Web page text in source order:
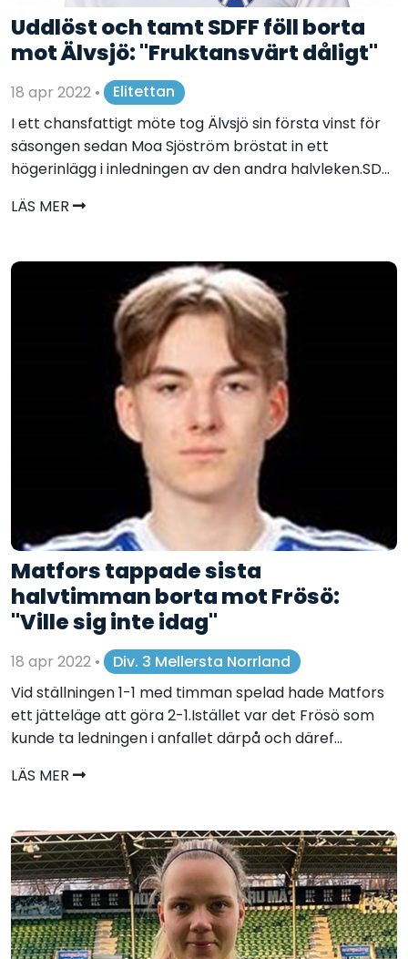
Uddlöst och tamt SDFF föll borta
mot Älvsjö: "Fruktansvärt dåligt"
18 apr 2022 •
Elitettan
I ett chansfattigt möte tog Älvsjö sin första vinst för
säsongen sedan Moa Sjöström bröstat in ett
högerinlägg i inledningen av den andra halvleken.SD...
LÄS MER
Matfors tappade sista
halvtimman borta mot Frösö:
"Ville sig inte idag"
18 apr 2022 •
Div. 3 Mellersta Norrland
Vid ställningen 1-1 med timman spelad hade Matfors
ett jätteläge att göra 2-1.Istället var det Frösö som
kunde ta ledningen i anfallet därpå och däref...
LÄS MER